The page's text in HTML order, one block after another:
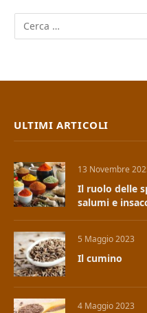
ULTIMI ARTICOLI
13 Novembre
Il ruolo delle
salumi e
5 Maggio 2023
Il cumino
4 Maggio 2023